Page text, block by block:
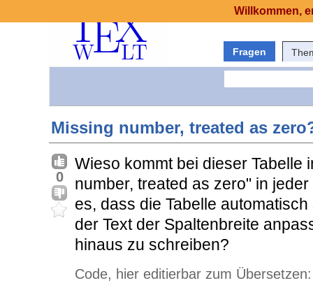
Fragen
Missing number, treated as
0
Wieso kommt bei dieser Tabelle
number, treated as zero" in
es, dass die Tabelle
der Text der Spaltenbreite
hinaus zu schreiben?
Code, hier editierbar zum Übersetzen:
Willkommen,